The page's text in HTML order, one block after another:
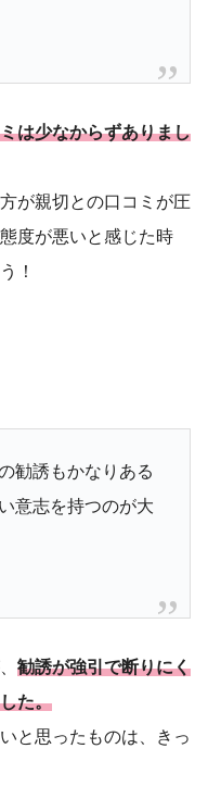
は少なからずありまし
が親切との口コミが圧
度が悪いと感じた時
！
勧誘もかなりある
意志を持つのが大
勧誘が強引で断りにく
た。
と思ったものは、きっ